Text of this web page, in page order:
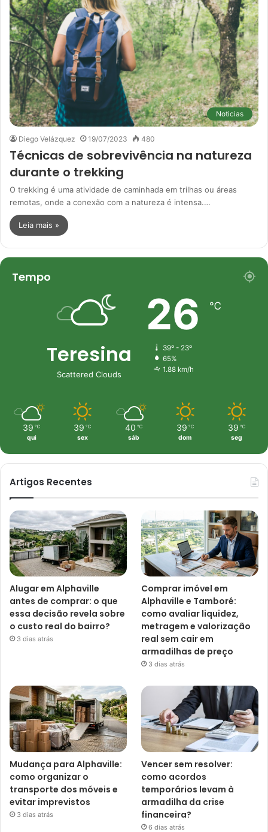
Noticias
Diego Velázquez 19/07/2023 480
Técnicas de sobrevivência na natureza
durante o trekking
O trekking é uma atividade de caminhada em trilhas ou áreas
remotas, onde a conexão com a natureza é intensa.…
Leia mais »
Tempo
Teresina
Scattered Clouds
26 ℃
39º - 23º
65%
1.88 km/h
39 ℃
qui
39 ℃
sex
40 ℃
sáb
39 ℃
dom
39 ℃
seg
Artigos Recentes
Alugar em Alphaville
antes de comprar: o que
essa decisão revela sobre
o custo real do bairro?
3 dias atrás
Comprar imóvel em
Alphaville e Tamboré:
como avaliar liquidez,
metragem e valorização
real sem cair em
armadilhas de preço
3 dias atrás
Mudança para Alphaville:
como organizar o
transporte dos móveis e
evitar imprevistos
3 dias atrás
Vencer sem resolver:
como acordos
temporários levam à
armadilha da crise
financeira?
6 dias atrás